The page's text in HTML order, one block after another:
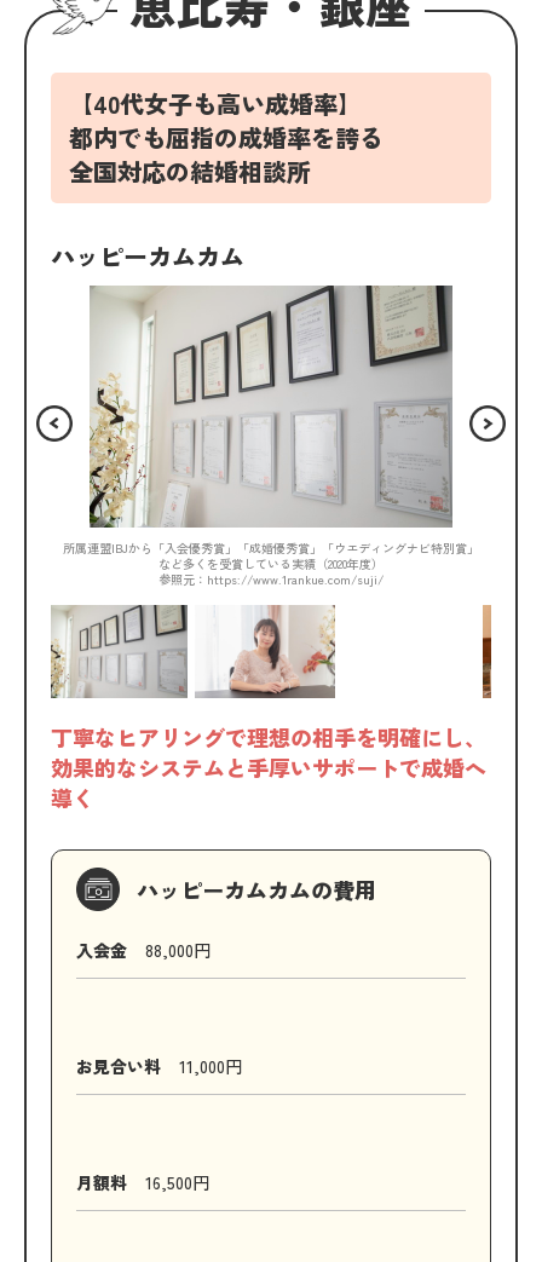
【40代女子も高い成婚率】
都内でも屈指の成婚率を誇る
全国対応の結婚相談所
ハッピーカムカム
所属連盟IBJから「入会優秀賞」「成婚優秀賞」「ウエディングナビ特別賞」
など多くを受賞している実績（2020年度）
参照元：https://www.1rankue.com/suji/
丁寧なヒアリングで理想の相手を明確にし、
効果的なシステムと手厚いサポートで成婚へ
導く
ハッピーカムカムの費用
入会金 88,000円
お見合い料 11,000円
月額料 16,500円